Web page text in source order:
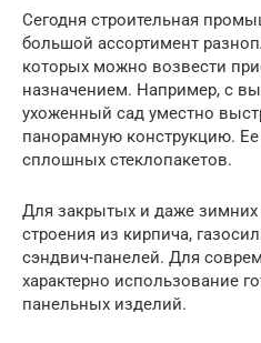
Сегодня строительная
большой ассортимент
которых можно возвести
назначением. Например, с
ухоженный сад уместно
панорамную конструкцию. Ее
сплошных стеклопакетов.
Для закрытых и даже
строения из кирпича,
сэндвич-панелей. Для
характерно использование
панельных изделий.